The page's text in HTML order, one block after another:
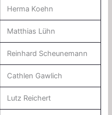
Herma Koehn
Matthias Lühn
Reinhard Scheunemann
Cathlen Gawlich
Lutz Reichert